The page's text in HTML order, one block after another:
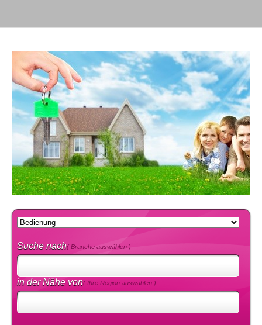
Suche nach( Branche auswählen )
in der Nähe von( Ihre Region auswählen )